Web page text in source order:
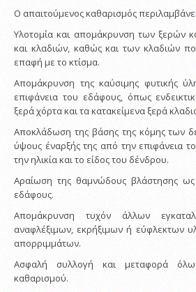
Ο απαιτούμενος καθαρισμός
Υλοτομία και απομάκρυνση των ξερών
και κλαδιών, καθώς και των κλαδιών
επαφή με το κτίσμα.
Απομάκρυνση της καύσιμης φυτικής
επιφάνεια του εδάφους, όπως
ξερά χόρτα και τα κατακείμενα ξερά
Αποκλάδωση της βάσης της κόμης των
ύψους έναρξής της από την επιφάνεια
την ηλικία και το είδος του δένδρου.
Αραίωση της θαμνώδους βλάστησης
εδάφους.
Απομάκρυνση τυχόν άλλων
αναφλέξιμων, εκρήξιμων ή εύφλεκτων
απορριμμάτων.
Ασφαλή συλλογή και μεταφορά
καθαρισμού.